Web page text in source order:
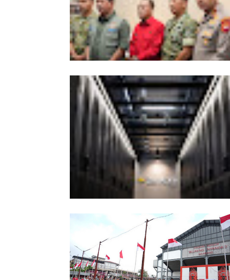
Kesiapsiagaan Total Pemprov Kalbar
Hadapi Karhutla
Indosat Ooredoo Hutchison Luncurkan
Zankore by Indosat